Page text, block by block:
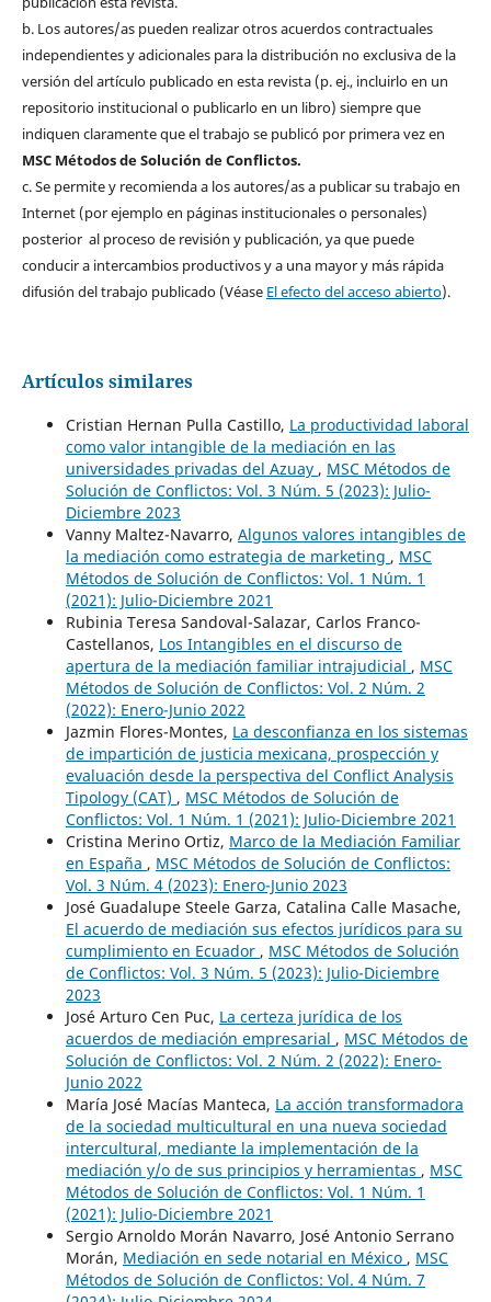
b. Los autores/as pueden realizar otros acuerdos contractuales
independientes y adicionales para la distribución no exclusiva de la
versión del artículo publicado en esta revista (p. ej., incluirlo en un
repositorio institucional o publicarlo en un libro) siempre que
indiquen claramente que el trabajo se publicó por primera vez en
MSC Métodos de Solución de Conflictos.
c. Se permite y recomienda a los autores/as a publicar su trabajo en
Internet (por ejemplo en páginas institucionales o personales)
posterior al proceso de revisión y publicación, ya que puede
conducir a intercambios productivos y a una mayor y más rápida
difusión del trabajo publicado (Véase El efecto del acceso abierto).
Artículos similares
Cristian Hernan Pulla Castillo, La productividad laboral
como valor intangible de la mediación en las
universidades privadas del Azuay , MSC Métodos de
Solución de Conflictos: Vol. 3 Núm. 5 (2023): Julio-
Diciembre 2023
Vanny Maltez-Navarro, Algunos valores intangibles de
la mediación como estrategia de marketing , MSC
Métodos de Solución de Conflictos: Vol. 1 Núm. 1
(2021): Julio-Diciembre 2021
Rubinia Teresa Sandoval-Salazar, Carlos Franco-
Castellanos, Los Intangibles en el discurso de
apertura de la mediación familiar intrajudicial , MSC
Métodos de Solución de Conflictos: Vol. 2 Núm. 2
(2022): Enero-Junio 2022
Jazmin Flores-Montes, La desconfianza en los sistemas
de impartición de justicia mexicana, prospección y
evaluación desde la perspectiva del Conflict Analysis
Tipology (CAT) , MSC Métodos de Solución de
Conflictos: Vol. 1 Núm. 1 (2021): Julio-Diciembre 2021
Cristina Merino Ortiz, Marco de la Mediación Familiar
en España , MSC Métodos de Solución de Conflictos:
Vol. 3 Núm. 4 (2023): Enero-Junio 2023
José Guadalupe Steele Garza, Catalina Calle Masache,
El acuerdo de mediación sus efectos jurídicos para su
cumplimiento en Ecuador , MSC Métodos de Solución
de Conflictos: Vol. 3 Núm. 5 (2023): Julio-Diciembre
2023
José Arturo Cen Puc, La certeza jurídica de los
acuerdos de mediación empresarial , MSC Métodos de
Solución de Conflictos: Vol. 2 Núm. 2 (2022): Enero-
Junio 2022
María José Macías Manteca, La acción transformadora
de la sociedad multicultural en una nueva sociedad
intercultural, mediante la implementación de la
mediación y/o de sus principios y herramientas , MSC
Métodos de Solución de Conflictos: Vol. 1 Núm. 1
(2021): Julio-Diciembre 2021
Sergio Arnoldo Morán Navarro, José Antonio Serrano
Morán, Mediación en sede notarial en México , MSC
Métodos de Solución de Conflictos: Vol. 4 Núm. 7